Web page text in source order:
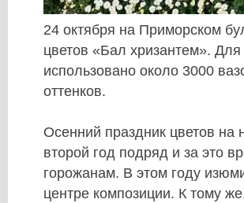
24 октября на Приморском
цветов «Бал хризантем».
использовано около 3000
оттенков.
Осенний праздник цветов на
второй год подряд и за это
горожанам. В этом году
центре композиции. К тому